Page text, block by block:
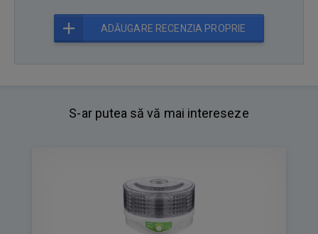
ADĂUGARE RECENZIA PROPRIE
S-ar putea să vă mai intereseze